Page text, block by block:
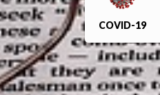
COVID-19